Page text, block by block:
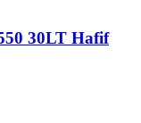
30LT Hafif